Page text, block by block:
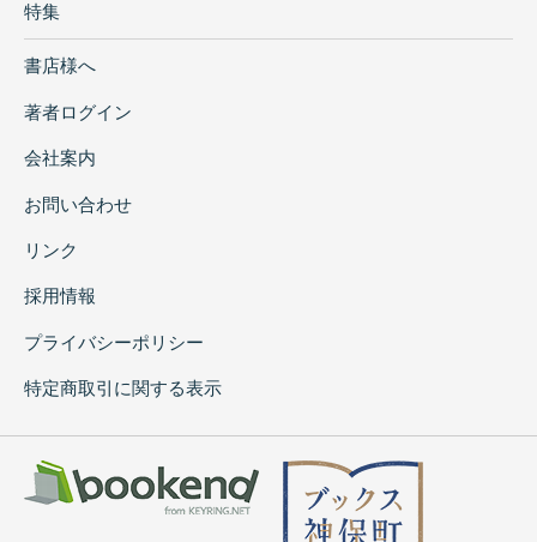
特集
書店様へ
著者ログイン
会社案内
お問い合わせ
リンク
採用情報
プライバシーポリシー
特定商取引に関する表示